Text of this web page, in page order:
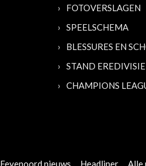
FOTOVERSLAGEN
SPEELSCHEMA
BLESSURES EN
STAND EREDIVISIE
CHAMPIONS
Feyenoord nieuws Headliner Alle